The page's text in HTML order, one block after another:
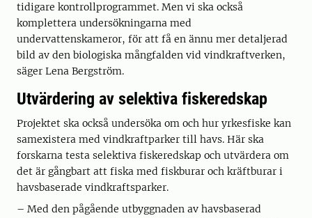
tidigare kontrollprogrammet. Men vi ska också
komplettera undersökningarna med
undervattenskameror, för att få en ännu mer detaljerad
bild av den biologiska mångfalden vid vindkraftverken,
säger Lena Bergström.
Utvärdering av selektiva fiskeredskap
Projektet ska också undersöka om och hur yrkesfiske kan
samexistera med vindkraftparker till havs. Här ska
forskarna testa selektiva fiskeredskap och utvärdera om
det är gångbart att fiska med fiskburar och kräftburar i
havsbaserade vindkraftsparker.
– Med den pågående utbyggnaden av havsbaserad